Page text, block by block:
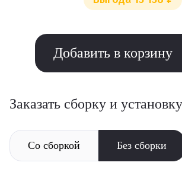
Добавить в корзину
Заказать сборку и
Со сборкой Без сборки